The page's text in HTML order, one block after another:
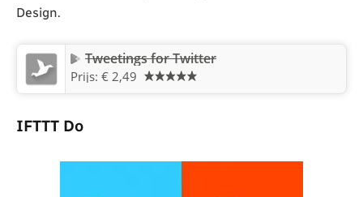
Design.
Tweetings for Twitter
Prijs: € 2,49
IFTTT Do